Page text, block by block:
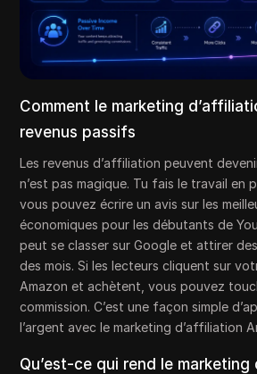
Comment le marketing
revenus passifs
Les revenus d’affiliation peuvent
n’est pas magique. Tu fais le travail en
vous pouvez écrire un avis sur les
économiques pour les débutants de
peut se classer sur Google et attirer
des mois. Si les lecteurs cliquent sur
Amazon et achètent, vous pouvez
commission. C’est une façon simple
l’argent avec le marketing d’affiliation
Qu’est-ce qui rend le marketing